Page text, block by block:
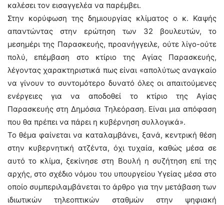
καλέσει τον εισαγγελέα να παρέμβει.
Στην κορύφωση της δημιουργίας κλίματος ο κ. Καψής
απαντώντας στην ερώτηση των 32 βουλευτών, το
μεσημέρι της Παρασκευής, προανήγγειλε, ούτε λίγο-ούτε
πολύ, επέμβαση στο κτίριο της Αγίας Παρασκευής,
λέγοντας χαρακτηριστικά πως είναι «απολύτως αναγκαίο
να γίνουν το συντομότερο δυνατό όλες οι απαιτούμενες
ενέργειες για να αποδοθεί το κτίριο της Αγίας
Παρασκευής στη Δημόσια Τηλεόραση. Είναι μια απόφαση
που θα πρέπει να πάρει η κυβέρνηση συλλογικά».
Το θέμα φαίνεται να καταλαμβάνει, ξανά, κεντρική θέση
στην κυβερνητική ατζέντα, όχι τυχαία, καθώς μέσα σε
αυτό το κλίμα, ξεκίνησε στη Βουλή η συζήτηση επί της
αρχής, στο σχέδιο νόμου του υπουργείου Υγείας μέσα στο
οποίο συμπεριλαμβάνεται το άρθρο για την μετάβαση των
ιδιωτικών τηλεοπτικών σταθμών στην ψηφιακή